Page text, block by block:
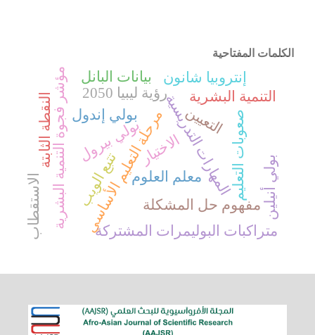
الكلمات المفتاحية
المهارات التدريسيةمرحلة التعليم الأساسيمعلم العلوم
مفهوم حل المشكلة
صعوبات التعليمبولي أنيلين
بولي بيرول
بولي إندول
متراكبات البوليمرات المشتركة
التنمية البشرية مؤشر فجوة التنمية البشرية رؤية ليبيا 2050 النقطة الثابتة
تتبع الويب
إنتروبيا شانون بيانات البانل
الاستقطاب
الاختيار
التعيين